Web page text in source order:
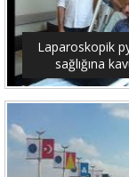
Laparoskopik
sağlığına